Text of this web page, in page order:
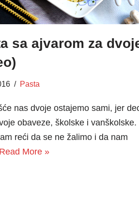
sa ajvarom za
Pasta
nas dvoje ostajemo sami, jer
obaveze, školske i vanškolske.
reći da se ne žalimo i da nam
Read More »